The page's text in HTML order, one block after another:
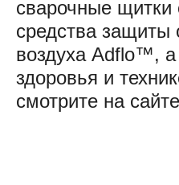
сварочные
средства защиты
воздуха Adflo™, а
здоровья и
смотрите на